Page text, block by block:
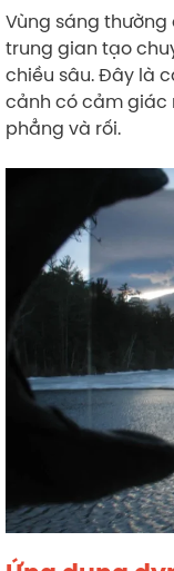
Vùng sáng
trung gian tạo
chiều sâu. Đây là
cảnh có cảm giác
phẳng và rối.